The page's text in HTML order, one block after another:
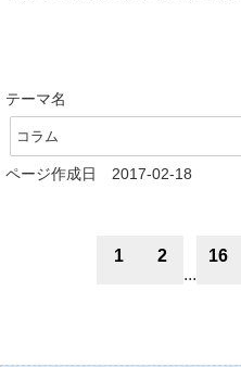
テーマ名
コラム
ページ作成日 2017-02-18
1
2
...
16